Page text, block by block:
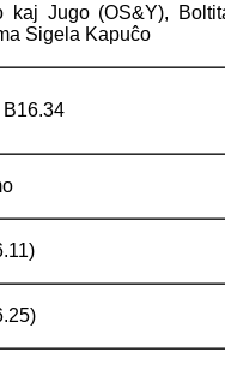
kaj Jugo (OS&Y),
Sigela Kapuĉo
B16.34